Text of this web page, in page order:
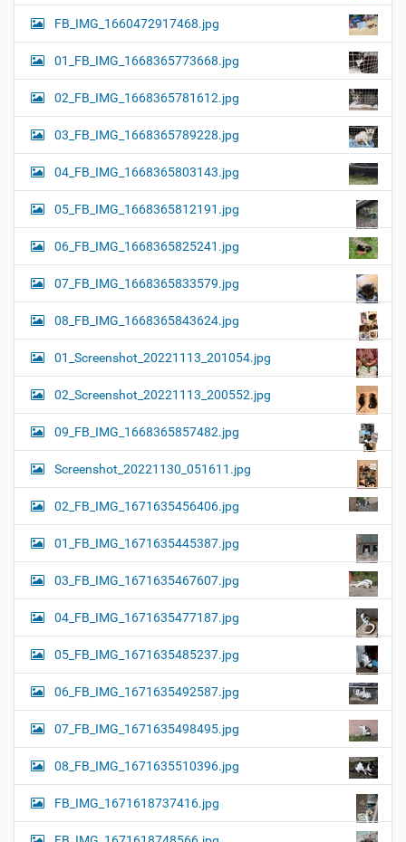
FB_IMG_1660472917468.jpg
01_FB_IMG_1668365773668.jpg
02_FB_IMG_1668365781612.jpg
03_FB_IMG_1668365789228.jpg
04_FB_IMG_1668365803143.jpg
05_FB_IMG_1668365812191.jpg
06_FB_IMG_1668365825241.jpg
07_FB_IMG_1668365833579.jpg
08_FB_IMG_1668365843624.jpg
01_Screenshot_20221113_201054.jpg
02_Screenshot_20221113_200552.jpg
09_FB_IMG_1668365857482.jpg
Screenshot_20221130_051611.jpg
02_FB_IMG_1671635456406.jpg
01_FB_IMG_1671635445387.jpg
03_FB_IMG_1671635467607.jpg
04_FB_IMG_1671635477187.jpg
05_FB_IMG_1671635485237.jpg
06_FB_IMG_1671635492587.jpg
07_FB_IMG_1671635498495.jpg
08_FB_IMG_1671635510396.jpg
FB_IMG_1671618737416.jpg